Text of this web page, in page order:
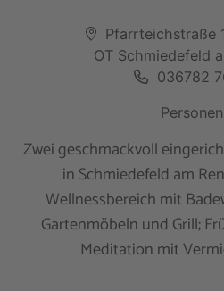
Pfarrteichstraße
OT Schmiedefeld
036782
Zwei geschmackvoll
in Schmiedefeld am
Wellnessbereich mit
Gartenmöbeln und Grill;
Meditation mit